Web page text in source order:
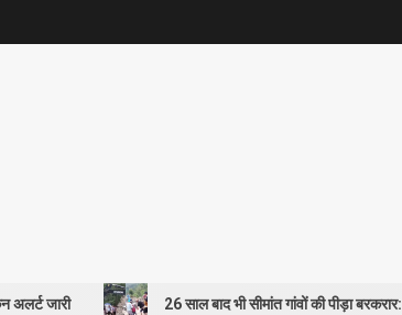
26 साल बाद भी सीमांत गांवों की पीड़ा बरकरार: चमोली में बच्चे